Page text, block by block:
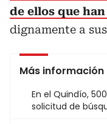
de ellos que
dignamente a
Más información
En el Quindío,
solicitud de